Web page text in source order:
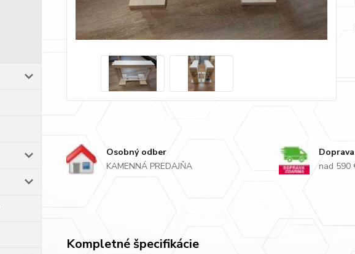
Osobný odber
KAMENNÁ PREDAJŇA
nad 590
Kompletné špecifikácie